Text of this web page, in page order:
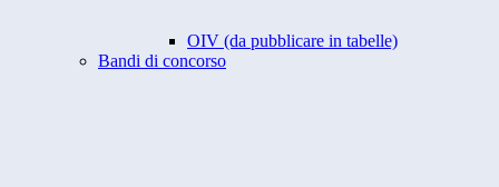
OIV (da pubblicare in tabelle)
Bandi di concorso